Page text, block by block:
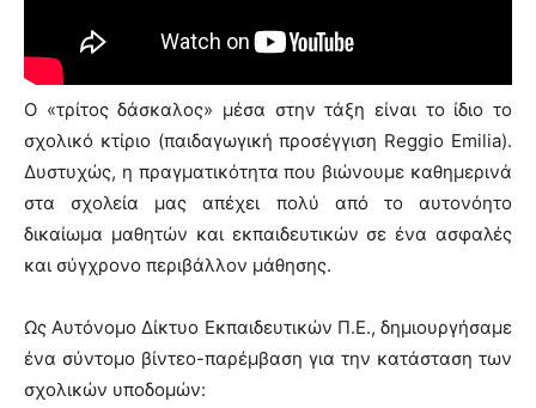
Ο «τρίτος δάσκαλος» μέσα στην τάξη είναι το ίδιο το
σχολικό κτίριο (παιδαγωγική προσέγγιση Reggio Emilia).
Δυστυχώς, η πραγματικότητα που βιώνουμε καθημερινά
στα σχολεία μας απέχει πολύ από το αυτονόητο
δικαίωμα μαθητών και εκπαιδευτικών σε ένα ασφαλές
και σύγχρονο περιβάλλον μάθησης.
Ως Αυτόνομο Δίκτυο Εκπαιδευτικών Π.Ε., δημιουργήσαμε
ένα σύντομο βίντεο-παρέμβαση για την κατάσταση των
σχολικών υποδομών: